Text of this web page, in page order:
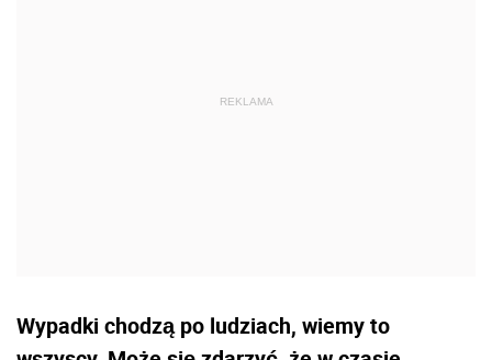
Wypadki chodzą po ludziach, wiemy to